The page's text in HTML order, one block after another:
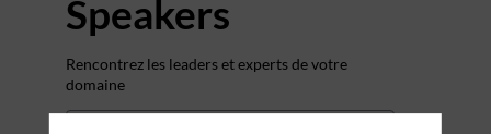
Speakers
Rencontrez les leaders et experts de votre
domaine